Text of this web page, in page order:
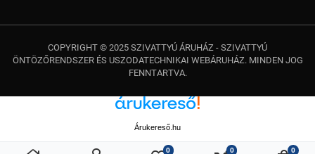
0 0 0
COPYRIGHT © 2025 SZIVATTYÚ ÁRUHÁZ - SZIVATTYÚ
ÖNTÖZŐRENDSZER ÉS USZODATECHNIKAI WEBÁRUHÁZ. MINDEN JOG
FENNTARTVA.
Árukereső.hu